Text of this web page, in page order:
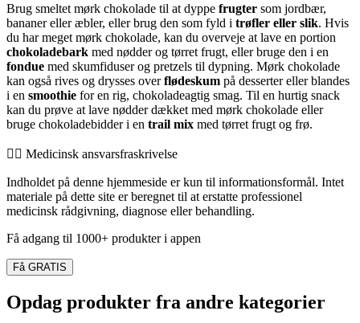
Brug smeltet mørk chokolade til at dyppe frugter som jordbær,
bananer eller æbler, eller brug den som fyld i trøfler eller slik. Hvis
du har meget mørk chokolade, kan du overveje at lave en portion
chokoladebark med nødder og tørret frugt, eller bruge den i en
fondue med skumfiduser og pretzels til dypning. Mørk chokolade
kan også rives og drysses overflødeskum på desserter eller blandes
i en smoothie for en rig, chokoladeagtig smag. Til en hurtig snack
kan du prøve at lave nødder dækket med mørk chokolade eller
bruge chokoladebidder i en trail mix med tørret frugt og frø.
👨‍⚕️️ Medicinsk ansvarsfraskrivelse
Indholdet på denne hjemmeside er kun til informationsformål. Intet
materiale på dette site er beregnet til at erstatte professionel
medicinsk rådgivning, diagnose eller behandling.
Få adgang til 1000+ produkter i appen
Få GRATIS
Opdag produkter fra andre kategorier